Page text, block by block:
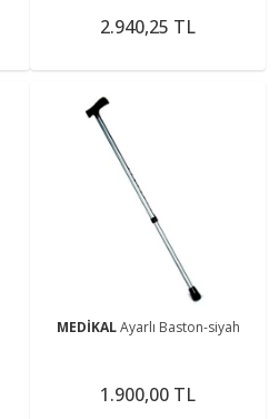
2.940,25 TL
MEDİKALAyarlı Baston-siyah
1.900,00 TL